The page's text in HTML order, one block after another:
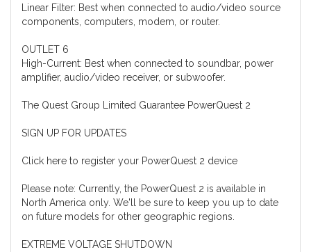
Linear Filter: Best when connected to audio/video source
components, computers, modem, or router.
OUTLET 6
High-Current: Best when connected to soundbar, power
amplifier, audio/video receiver, or subwoofer.
The Quest Group Limited Guarantee PowerQuest 2
SIGN UP FOR UPDATES
Click here to register your PowerQuest 2 device
Please note: Currently, the PowerQuest 2 is available in
North America only. We'll be sure to keep you up to date
on future models for other geographic regions.
EXTREME VOLTAGE SHUTDOWN